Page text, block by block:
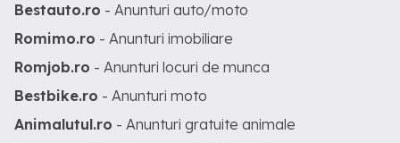
Bestauto.ro - Anunturi auto/moto
Romimo.ro - Anunturi imobiliare
Romjob.ro - Anunturi locuri de munca
Bestbike.ro - Anunturi moto
Animalutul.ro - Anunturi gratuite animale